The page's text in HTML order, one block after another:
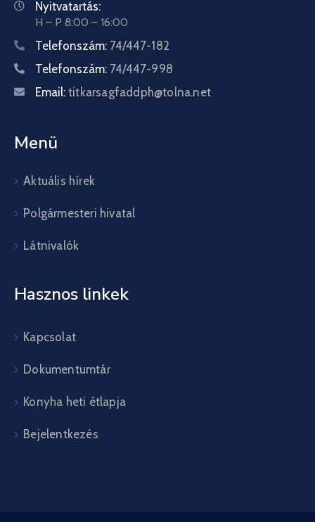
Nyitvatartás:
H – P 8:00 – 16:00
Telefonszám: 74/447-182
Telefonszám: 74/447-998
Email: titkarsagfaddph@tolna.net
Menü
Aktuális hírek
Polgármesteri hivatal
Látnivalók
Hasznos linkek
Kapcsolat
Dokumentumtár
Konyha heti étlapja
Bejelentkezés